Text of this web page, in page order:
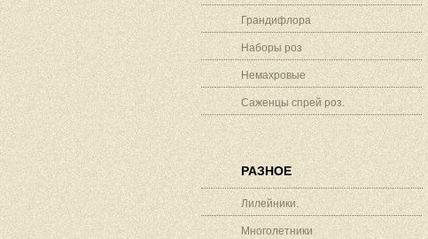
Грандифлора
Наборы роз
Немахровые
Саженцы спрей роз.
РАЗНОЕ
Лилейники.
Многолетники